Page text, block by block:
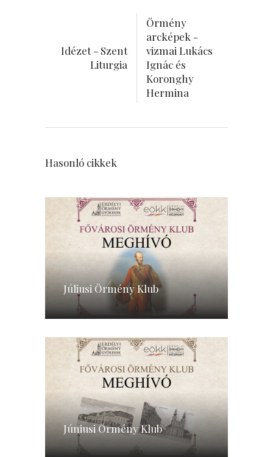
Idézet - Szent
Liturgia
Örmény
arcképek -
vizmai Lukács
Ignác és
Koronghy
Hermina
Hasonló cikkek
Júliusi Örmény Klub
Júniusi Örmény Klub